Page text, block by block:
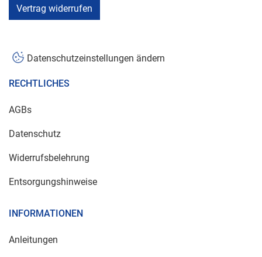
Vertrag widerrufen
Datenschutzeinstellungen ändern
RECHTLICHES
AGBs
Datenschutz
Widerrufsbelehrung
Entsorgungshinweise
INFORMATIONEN
Anleitungen